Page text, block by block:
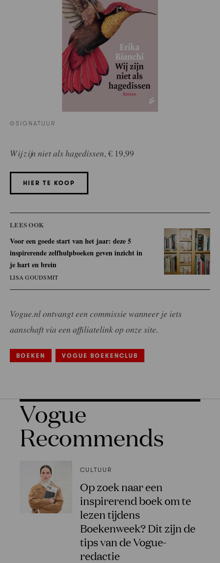
©SIGNATUUR
Wij zijn niet als hagedissen, € 19,99
HIER TE KOOP
LEES OOK
Voor een goede start van het jaar: deze 5
inspirerende zelfhulpboeken geven inzicht in
je hart en brein
LISA GOUDSMIT
Vogue.nl ontvangt een commissie wanneer je iets
aanschaft via een affiliatelink op onze site.
BOEKEN VOGUE BOEKENCLUB
Vogue
Recommends
CULTUUR
Op zoek naar een
inspirerend boek om te
lezen tijdens
Boekenweek? Dit zijn de
tips van de Vogue-
redactie